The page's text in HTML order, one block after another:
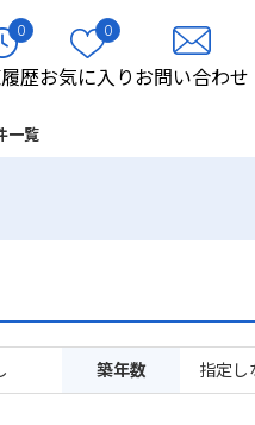
0
歴
0
お気に入りお問い合わせ
一覧
築年数
指定し